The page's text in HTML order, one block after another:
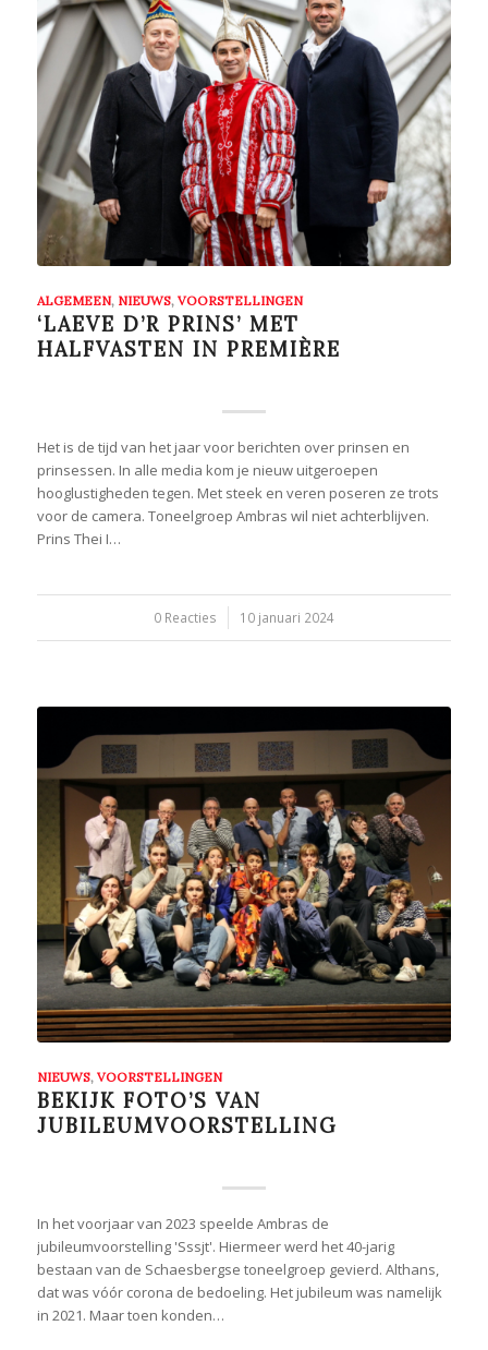
ALGEMEEN, NIEUWS, VOORSTELLINGEN
‘LAEVE D’R PRINS’ MET
HALFVASTEN IN PREMIÈRE
Het is de tijd van het jaar voor berichten over prinsen en
prinsessen. In alle media kom je nieuw uitgeroepen
hooglustigheden tegen. Met steek en veren poseren ze trots
voor de camera. Toneelgroep Ambras wil niet achterblijven.
Prins Thei I…
0 Reacties
/ 10 januari 2024
NIEUWS, VOORSTELLINGEN
BEKIJK FOTO’S VAN
JUBILEUMVOORSTELLING
In het voorjaar van 2023 speelde Ambras de
jubileumvoorstelling 'Sssjt'. Hiermeer werd het 40-jarig
bestaan van de Schaesbergse toneelgroep gevierd. Althans,
dat was vóór corona de bedoeling. Het jubileum was namelijk
in 2021. Maar toen konden…